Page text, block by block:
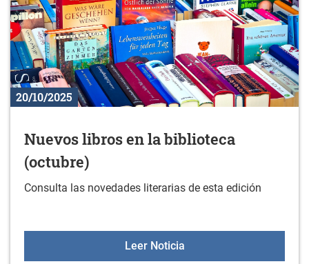
20/10/2025
Nuevos libros en la biblioteca
(octubre)
Consulta las novedades literarias de esta edición
Leer NoticiaNuevos libros en la